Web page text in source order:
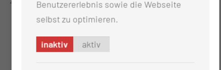
Benutzererlebnis sowie die Webseite
selbst zu optimieren.
inaktiv aktiv